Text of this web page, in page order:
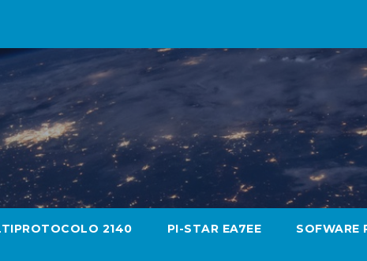
2140 PI-STAR EA7EE SOFWARE